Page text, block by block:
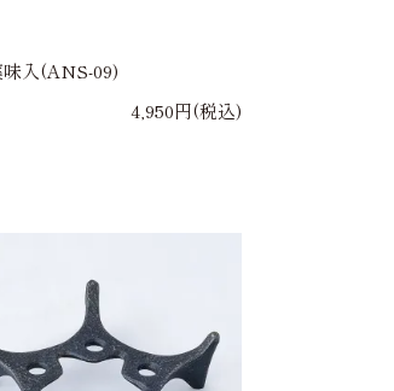
味入(ANS-09)
4,950円(税込)